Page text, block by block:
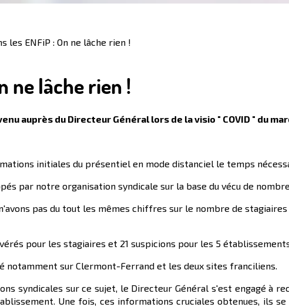
les ENFiP : On ne lâche rien !
ne lâche rien !
auprès du Directeur Général lors de la visio " COVID " du
initiales du présentiel en mode distanciel le temps
par notre organisation syndicale sur la base du vécu de
pas du tout les mêmes chiffres sur le nombre de stagiaires
pour les stagiaires et 21 suspicions pour les 5
notamment sur Clermont-Ferrand et les deux sites franciliens.
syndicales sur ce sujet, le Directeur Général s'est engagé à
Une fois, ces informations cruciales obtenues, ils